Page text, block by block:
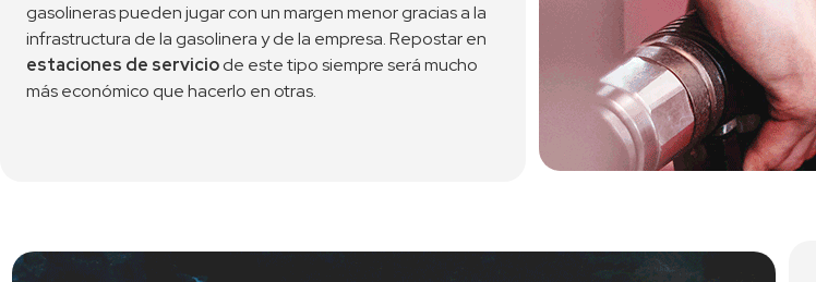
gasolineras pueden jugar con un margen menor gracias a la
estaciones de servicio de este tipo siempre será mucho
más económico que hacerlo en otras.